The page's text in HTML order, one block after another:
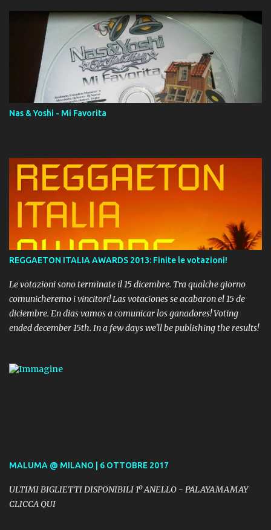
Digital Booklet – Invicto ----------------------------- Nota:
Album proposto al massimo della qualità in formato iTunes Plus
AAC M4A; comprato su iTunes e a disposizione vostra per il
download. REGGAETON ITALIA Nosotros Somos Los Del
Momento!
Nas & Yoshi - Mi Favorita
REGGAETON ITALIA AWARDS 2013: Finite le votazioni!
Le votazioni sono terminate il 15 dicembre. Tra qualche giorno
comunicheremo i vincitori! Las votaciones se acabaron el 15 de
diciembre. En dias vamos a comunicar los ganadores! Voting
ended december 15th. In a few days we'll be publishing the results!
MALUMA @ MILANO | 6 OTTOBRE 2017
ULTIMI BIGLIETTI DISPONIBILI 1º ANELLO - PALAYAMAMAY
CLICCA QUI